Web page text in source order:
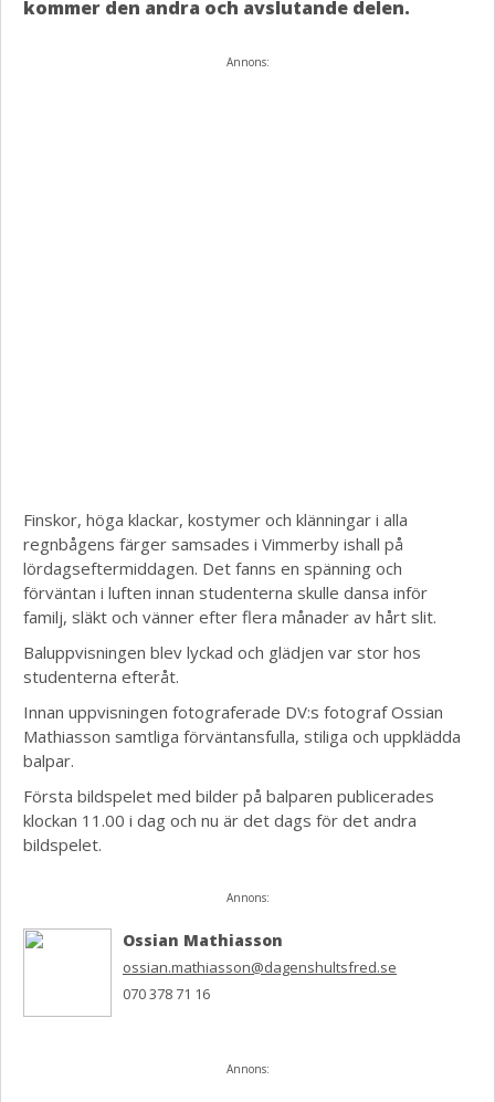
kommer den andra och avslutande delen.
Annons:
Finskor, höga klackar, kostymer och klänningar i alla
regnbågens färger samsades i Vimmerby ishall på
lördagseftermiddagen. Det fanns en spänning och
förväntan i luften innan studenterna skulle dansa inför
familj, släkt och vänner efter flera månader av hårt slit.
Baluppvisningen blev lyckad och glädjen var stor hos
studenterna efteråt.
Innan uppvisningen fotograferade DV:s fotograf Ossian
Mathiasson samtliga förväntansfulla, stiliga och uppklädda
balpar.
Första bildspelet med bilder på balparen publicerades
klockan 11.00 i dag och nu är det dags för det andra
bildspelet.
Annons:
Ossian Mathiasson
ossian.mathiasson@dagenshultsfred.se
070 378 71 16
Annons: